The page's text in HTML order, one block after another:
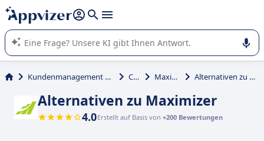
beantworten (mehrere Zeilen mit
Die KI von Appvizer führt Sie bei der Nutzung oder Auswahl
von SaaS-Software in Unternehmen.
Kundenmanagement und Vertrieb CRM Maximizer Alternativen zu Maximizer
Alternativen zu Maximizer
4.0Erstellt auf Basis von +200 Bewertungen